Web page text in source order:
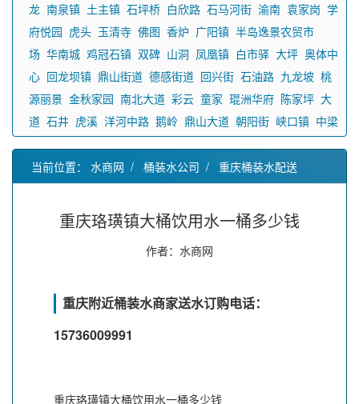
龙 南泉镇 土主镇 石坪桥 白欣路 石马河街 渝南 袁家岗 学
府悦园 虎头 玉清寺 佛图 香炉 广阳镇 半岛逸景农贸市
场 华南城 鸡冠石镇 双碑 山洞 凤凰镇 白市驿 大坪 奥体中
心 回龙坝镇 鼎山街道 德感街道 回兴街 石油路 九龙坡 桃
源丽景 金秋家园 南北大道 彩云 童家 琨洲华府 陈家坪 大
道 石井 虎溪 洋河中路 鹅岭 鼎山大道 朝阳街 峡口镇 中梁
当前位置： 水商网 / 桶装水公司 / 重庆桶装水配送
重庆珞璜镇大桶饮用水一桶多少钱
作者：水商网
重庆附近桶装水商家送水订购电话：
15736009991
重庆珞璜镇大桶饮用水一桶多少钱